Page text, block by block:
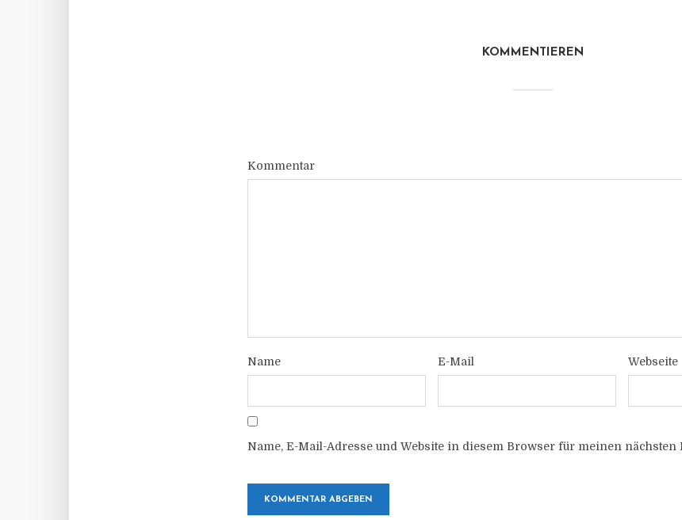
KOMMENTIEREN
Kommentar
Name E-Mail Webseite
Name, E-Mail-Adresse und Website in diesem Browser für meinen